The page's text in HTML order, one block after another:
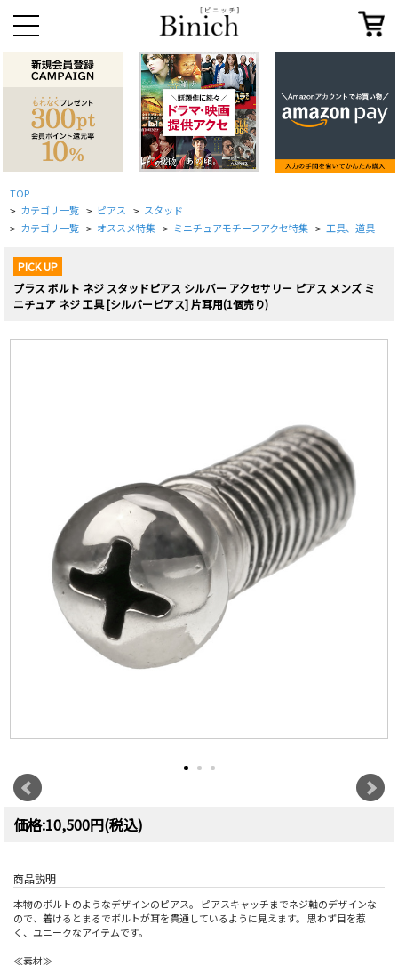
TOP
> カテゴリ一覧 > ピアス > スタッド
> カテゴリ一覧 > オススメ特集 > ミニチュアモチーフアクセ特集 > 工具、道具
PICK UP
プラス ボルト ネジ スタッドピアス シルバー アクセサリー ピアス メンズ ミ
ニチュア ネジ 工具 [シルバーピアス] 片耳用(1個売り)
価格:10,500円(税込)
商品説明
本物のボルトのようなデザインのピアス。 ピアスキャッチまでネジ軸のデザインな
ので、着けるとまるでボルトが耳を貫通しているように見えます。 思わず目を惹
く、ユニークなアイテムです。
≪素材≫